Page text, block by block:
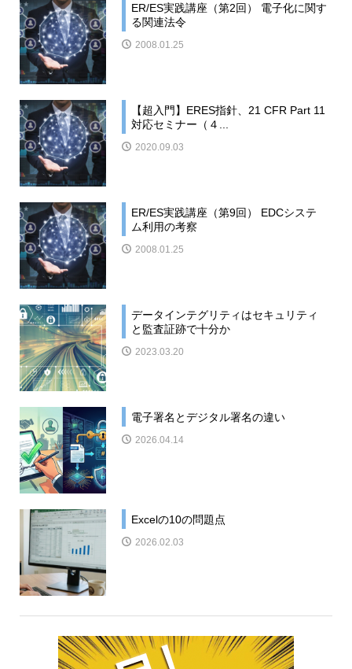
ER/ES実践講座（第2回） 電子化に関す
る関連法令
2008.01.25
【超入門】ERES指針、21 CFR Part 11
対応セミナー（４...
2020.09.03
ER/ES実践講座（第9回） EDCシステ
ム利用の考察
2008.01.25
データインテグリティはセキュリティ
と監査証跡で十分か
2023.03.20
電子署名とデジタル署名の違い
2026.04.14
Excelの10の問題点
2026.02.03